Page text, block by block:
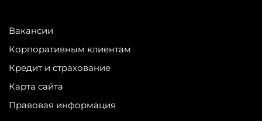
Вакансии
Корпоративным клиентам
Кредит и страхование
Карта сайта
Правовая информация